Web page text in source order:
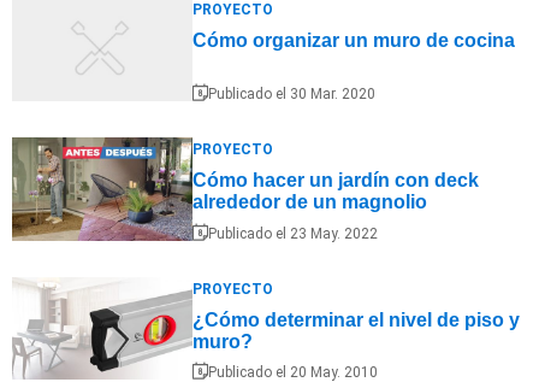
PROYECTO
Cómo organizar un muro de cocina
Publicado el 30 Mar. 2020
PROYECTO
Cómo hacer un jardín con deck
alrededor de un magnolio
Publicado el 23 May. 2022
PROYECTO
¿Cómo determinar el nivel de piso y
muro?
Publicado el 20 May. 2010